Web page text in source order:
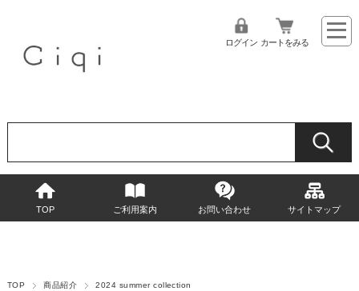
ログイン カートをみる
TOP ご利用案内 お問い合わせ サイトマップ
TOP 商品紹介 2024 summer collection